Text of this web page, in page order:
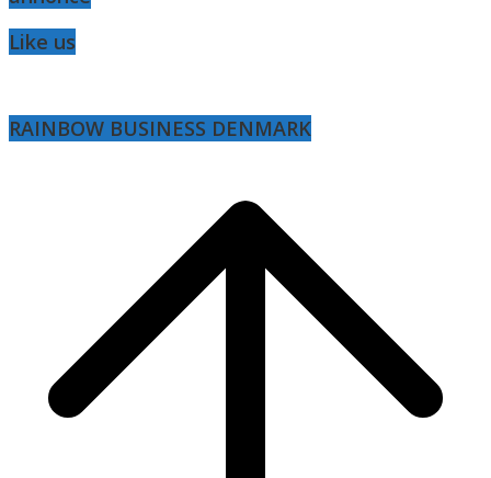
Like us
RAINBOW BUSINESS DENMARK